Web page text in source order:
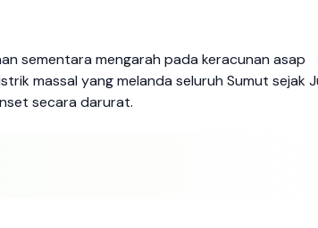
sementara mengarah pada keracunan asap
massal yang melanda seluruh Sumut sejak
secara darurat.